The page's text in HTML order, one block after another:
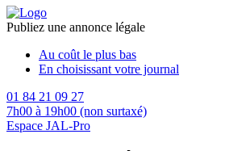
Publiez une annonce légale
Au coût le plus bas
En choisissant votre journal
01 84 21 09 27
7h00 à 19h00 (non surtaxé)
Espace JAL-Pro